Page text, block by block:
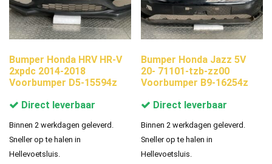
Bumper Honda HRV HR-V
2xpdc 2014-2018
Voorbumper D5-15594z
Direct leverbaar
Binnen 2 werkdagen geleverd.
Sneller op te halen in
Hellevoetsluis.
Bumper Honda Jazz 5V
20- 71101-tzb-zz00
Voorbumper B9-16254z
Direct leverbaar
Binnen 2 werkdagen geleverd.
Sneller op te halen in
Hellevoetsluis.